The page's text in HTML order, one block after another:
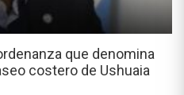
que denomina
costero de Ushuaia